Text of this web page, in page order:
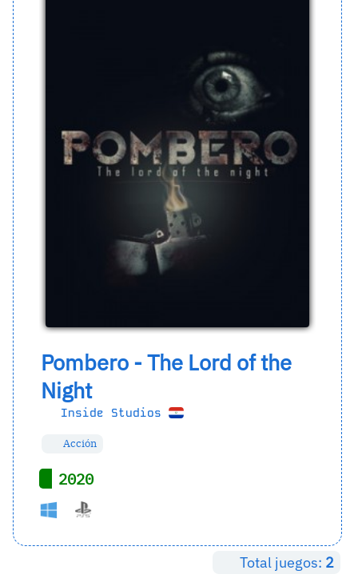
Pombero - The Lord of the
Night
Inside Studios
Acción
2020
Total juegos: 2